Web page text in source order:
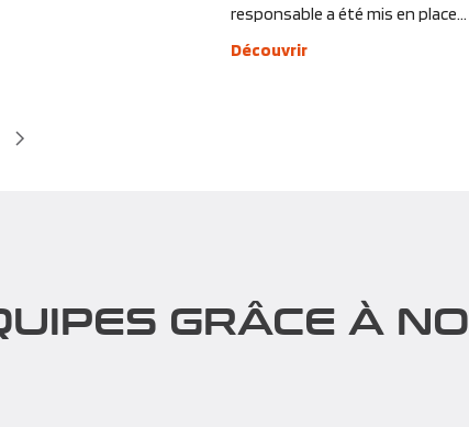
responsable a été mis en place...
Découvrir
GRÂCE À